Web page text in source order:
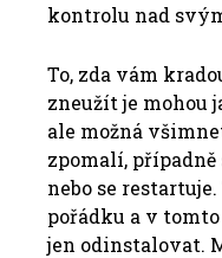
kontrolu nad
To, zda vám
zneužít je mohou
ale možná
zpomalí,
nebo se
pořádku a v
jen odinstalovat.